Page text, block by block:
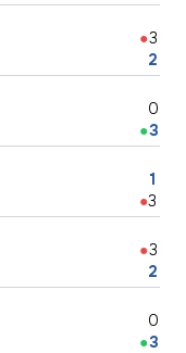
●3
2
●
0
3
●
1
3
●3
2
●
0
3